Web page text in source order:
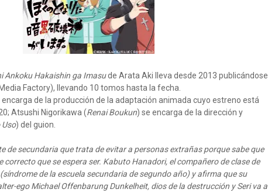
Ankoku Hakaishin ga Imasude Arata Aki lleva desde 2013 publicándose
Factory), llevando 10 tomos hasta la fecha.
de la producción de la adaptación animada cuyo estreno está
Atsushi Nigorikawa (Renai Boukun) se encarga de la dirección y
Uso) del guion.
de secundaria que trata de evitar a personas extrañas porque sabe que
correcto que se espera ser. Kabuto Hanadori, el compañero de clase de
de la escuela secundaria de segundo año) y afirma que su
ego Michael Offenbarung Dunkelheit, dios de la destrucción y Seri va a